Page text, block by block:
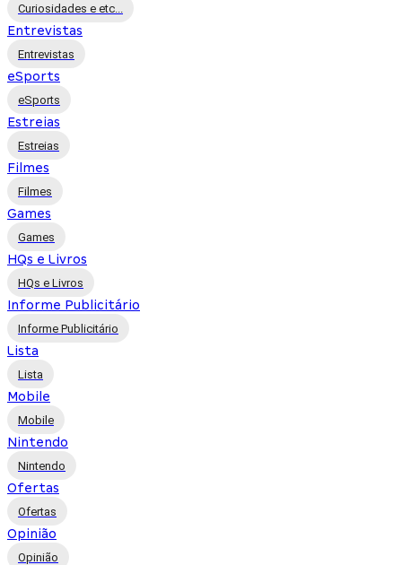
Curiosidades e etc...
Entrevistas
Entrevistas
eSports
eSports
Estreias
Estreias
Filmes
Filmes
Games
Games
HQs e Livros
HQs e Livros
Informe Publicitário
Informe Publicitário
Lista
Lista
Mobile
Mobile
Nintendo
Nintendo
Ofertas
Ofertas
Opinião
Opinião